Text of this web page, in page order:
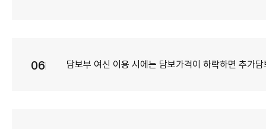
06 담보부 여신 이용 시에는 담보가격이 하락하면 추가